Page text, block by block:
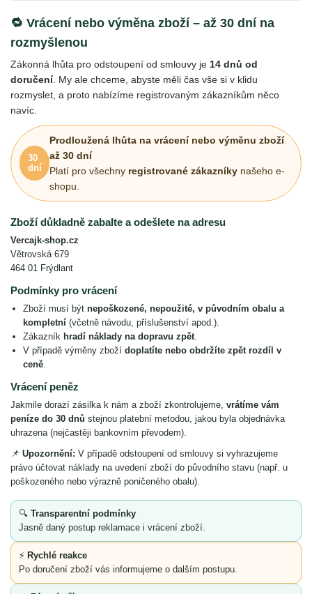
🔁 Vrácení nebo výměna zboží – až 30 dní na
rozmyšlenou
Zákonná lhůta pro odstoupení od smlouvy je 14 dnů od
doručení. My ale chceme, abyste měli čas vše si v klidu
rozmyslet, a proto nabízíme registrovaným zákazníkům něco
navíc.
30
dní
Prodloužená lhůta na vrácení nebo výměnu zboží
až 30 dní
Platí pro všechny registrované zákazníky našeho e-
shopu.
Zboží důkladně zabalte a odešlete na adresu
Vercajk-shop.cz
Větrovská 679
464 01 Frýdlant
Podmínky pro vrácení
Zboží musí být nepoškozené, nepoužité, v původním obalu a
kompletní (včetně návodu, příslušenství apod.).
Zákazník hradí náklady na dopravu zpět
V případě výměny zboží doplatíte nebo obdržíte zpět rozdíl v
ceně
Vrácení peněz
Jakmile dorazí zásilka k nám a zboží zkontrolujeme, vrátíme vám
peníze do 30 dnů stejnou platební metodou, jakou byla objednávka
uhrazena (nejčastěji bankovním převodem).
📌 Upozornění: V případě odstoupení od smlouvy si vyhrazujeme
právo účtovat náklady na uvedení zboží do původního stavu (např. u
poškozeného nebo výrazně poničeného obalu).
🔍 Transparentní podmínky
Jasně daný postup reklamace i vrácení zboží.
⚡ Rychlé reakce
Po doručení zboží vás informujeme o dalším postupu.